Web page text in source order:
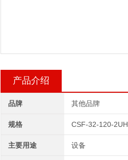
产品介绍
品牌 其他品牌
规格 CSF-32-120-2UH
主要用途 设备